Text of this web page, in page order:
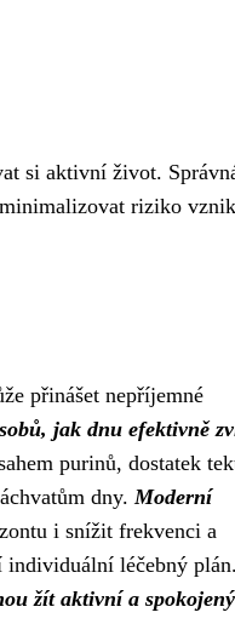
si aktivní život.
riziko
přinášet nepříjemné
jak dnu efektivně
purinů, dostatek
dny.Moderní
i snížit frekvenci a
individuální léčebný
žít aktivní a